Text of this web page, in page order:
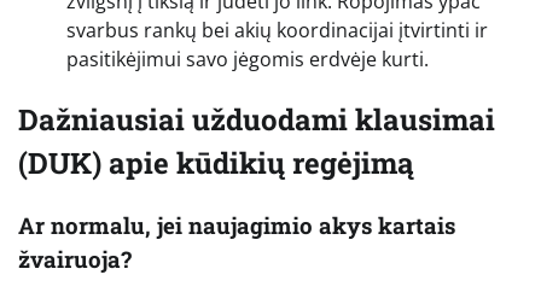
svarbus rankų bei akių koordinacijai įtvirtinti ir
pasitikėjimui savo jėgomis erdvėje kurti.
Dažniausiai užduodami klausimai
(DUK) apie kūdikių regėjimą
Ar normalu, jei naujagimio akys kartais
žvairuoja?